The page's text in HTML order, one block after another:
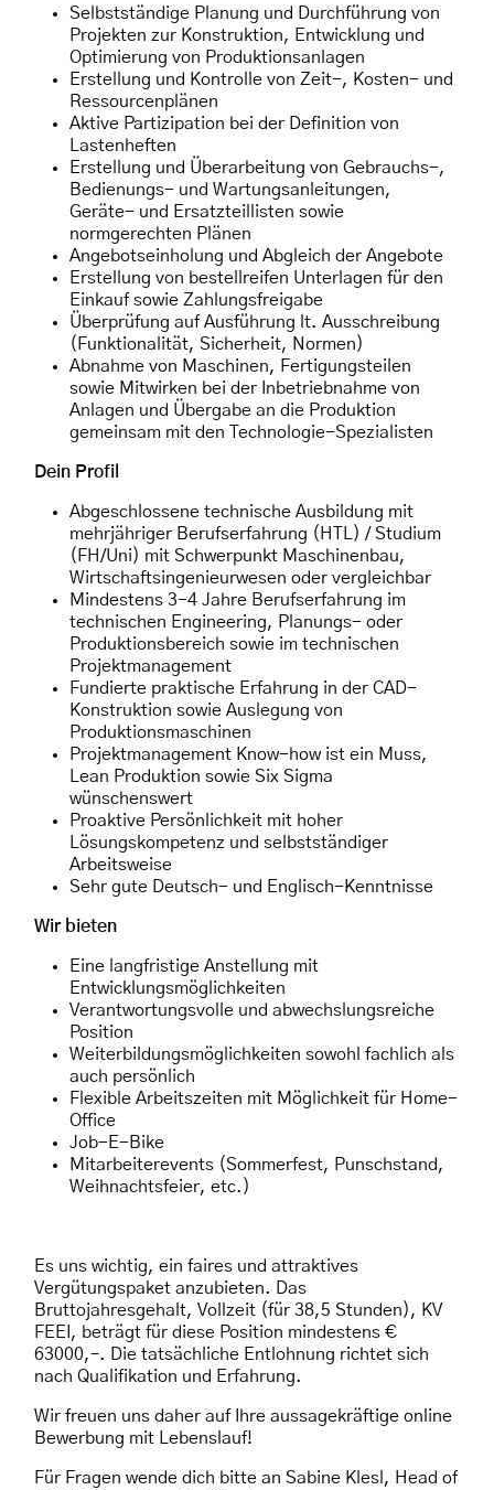
Selbstständige Planung und Durchführung von
Projekten zur Konstruktion, Entwicklung und
Optimierung von Produktionsanlagen
Erstellung und Kontrolle von Zeit-, Kosten- und
Ressourcenplänen
Aktive Partizipation bei der Definition von
Lastenheften
Erstellung und Überarbeitung von Gebrauchs-,
Bedienungs- und Wartungsanleitungen,
Geräte- und Ersatzteillisten sowie
normgerechten Plänen
Angebotseinholung und Abgleich der Angebote
Erstellung von bestellreifen Unterlagen für den
Einkauf sowie Zahlungsfreigabe
Überprüfung auf Ausführung lt. Ausschreibung
(Funktionalität, Sicherheit, Normen)
Abnahme von Maschinen, Fertigungsteilen
sowie Mitwirken bei der Inbetriebnahme von
Anlagen und Übergabe an die Produktion
gemeinsam mit den Technologie-Spezialisten
Dein Profil
Abgeschlossene technische Ausbildung mit
mehrjähriger Berufserfahrung (HTL) / Studium
(FH/Uni) mit Schwerpunkt Maschinenbau,
Wirtschaftsingenieurwesen oder vergleichbar
Mindestens 3-4 Jahre Berufserfahrung im
technischen Engineering, Planungs- oder
Produktionsbereich sowie im technischen
Projektmanagement
Fundierte praktische Erfahrung in der CAD-
Konstruktion sowie Auslegung von
Produktionsmaschinen
Projektmanagement Know-how ist ein Muss,
Lean Produktion sowie Six Sigma
wünschenswert
Proaktive Persönlichkeit mit hoher
Lösungskompetenz und selbstständiger
Arbeitsweise
Sehr gute Deutsch- und Englisch-Kenntnisse
Wir bieten
Eine langfristige Anstellung mit
Entwicklungsmöglichkeiten
Verantwortungsvolle und abwechslungsreiche
Position
Weiterbildungsmöglichkeiten sowohl fachlich als
auch persönlich
Flexible Arbeitszeiten mit Möglichkeit für Home-
Office
Job-E-Bike
Mitarbeiterevents (Sommerfest, Punschstand,
Weihnachtsfeier, etc.)
Es uns wichtig, ein faires und attraktives
Vergütungspaket anzubieten. Das
Bruttojahresgehalt, Vollzeit (für 38,5 Stunden), KV
FEEI, beträgt für diese Position mindestens €
63000,–. Die tatsächliche Entlohnung richtet sich
nach Qualifikation und Erfahrung.
Wir freuen uns daher auf Ihre aussagekräftige online
Bewerbung mit Lebenslauf!
Für Fragen wende dich bitte an Sabine Klesl, Head of